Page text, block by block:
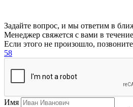
Задайте вопрос, и мы ответим в
Менеджер свяжется с вами в
Если этого не произошло,
58
Имя